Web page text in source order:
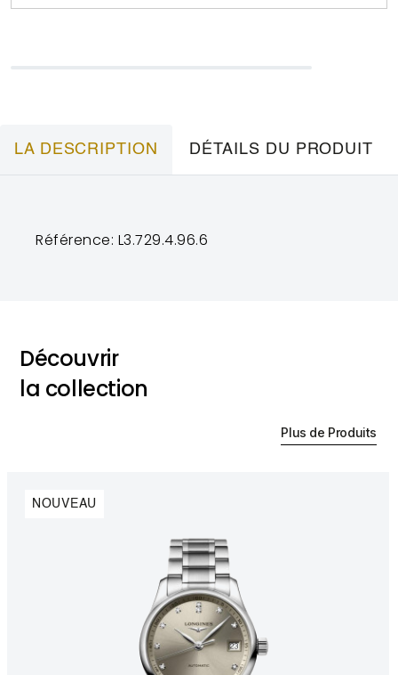
LA DESCRIPTION DÉTAILS DU PRODUIT
Référence: L3.729.4.96.6
Découvrir
la collection
Plus de Produits
NOUVEAU